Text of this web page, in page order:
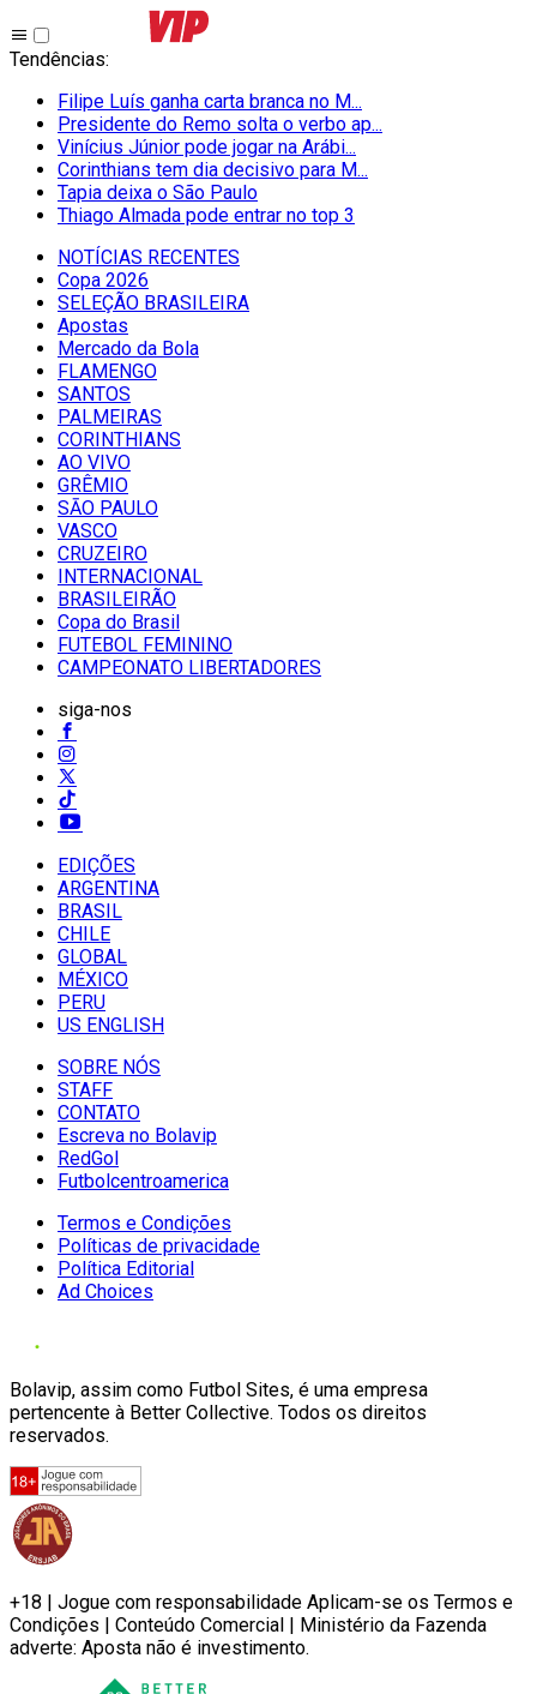
Tendências:
Filipe Luís ganha carta branca no M...
Presidente do Remo solta o verbo ap...
Vinícius Júnior pode jogar na Arábi...
Corinthians tem dia decisivo para M...
Tapia deixa o São Paulo
Thiago Almada pode entrar no top 3
NOTÍCIAS RECENTES
Copa 2026
SELEÇÃO BRASILEIRA
Apostas
Mercado da Bola
FLAMENGO
SANTOS
PALMEIRAS
CORINTHIANS
AO VIVO
GRÊMIO
SĀO PAULO
VASCO
CRUZEIRO
INTERNACIONAL
BRASILEIRÃO
Copa do Brasil
FUTEBOL FEMININO
CAMPEONATO LIBERTADORES
siga-nos
EDIÇÕES
ARGENTINA
BRASIL
CHILE
GLOBAL
MÉXICO
PERU
US ENGLISH
SOBRE NÓS
STAFF
CONTATO
Escreva no Bolavip
RedGol
Futbolcentroamerica
Termos e Condições
Políticas de privacidade
Política Editorial
Ad Choices
Bolavip, assim como Futbol Sites, é uma empresa
pertencente à Better Collective. Todos os direitos
reservados.
+18 | Jogue com responsabilidade Aplicam-se os Termos e
Condições | Conteúdo Comercial | Ministério da Fazenda
adverte: Aposta não é investimento.